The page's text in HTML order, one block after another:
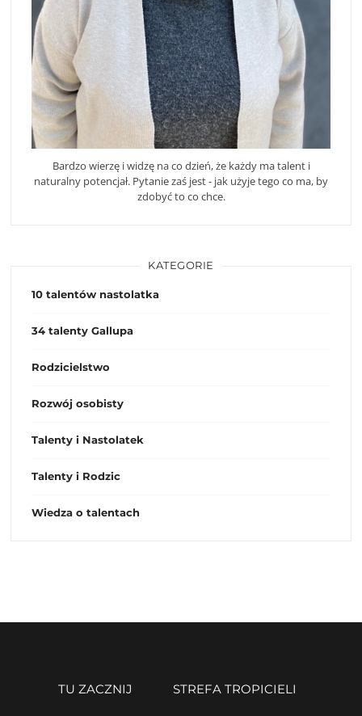
Bardzo wierzę i widzę na co dzień, że każdy ma talent i
naturalny potencjał. Pytanie zaś jest - jak użyje tego co ma, by
zdobyć to co chce.
KATEGORIE
10 talentów nastolatka
34 talenty Gallupa
Rodzicielstwo
Rozwój osobisty
Talenty i Nastolatek
Talenty i Rodzic
Wiedza o talentach
TU ZACZNIJ STREFA TROPICIELI